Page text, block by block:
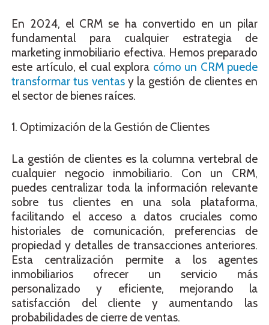
En 2024, el CRM se ha convertido en un pilar
fundamental para cualquier estrategia de
marketing inmobiliario efectiva. Hemos preparado
este artículo, el cual explora cómo un CRM puede
transformar tus ventasy la gestión de clientes en
el sector de bienes raíces.
1. Optimización de la Gestión de Clientes
La gestión de clientes es la columna vertebral de
cualquier negocio inmobiliario. Con un CRM,
puedes centralizar toda la información relevante
sobre tus clientes en una sola plataforma,
facilitando el acceso a datos cruciales como
historiales de comunicación, preferencias de
propiedad y detalles de transacciones anteriores.
Esta centralización permite a los agentes
inmobiliarios ofrecer un servicio más
personalizado y eficiente, mejorando la
satisfacción del cliente y aumentando las
probabilidades de cierre de ventas.